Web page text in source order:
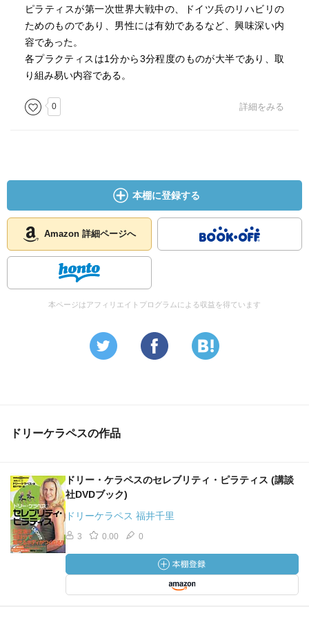
ピラティスが第一次世界大戦中の、ドイツ兵のリハビリの
ためのものであり、男性には有効であるなど、興味深い内
容であった。
各プラクティスは1分から3分程度のものが大半であり、取
り組み易い内容である。
0 詳細をみる
本棚に登録する
Amazon 詳細ページへ
本ページはアフィリエイトプログラムによる収益を得ています
ドリーケラペスの作品
ドリー・ケラペスのセレブリティ・ピラティス (講談
社DVDブック)
ドリーケラペス 福井千里
3 0.00 0